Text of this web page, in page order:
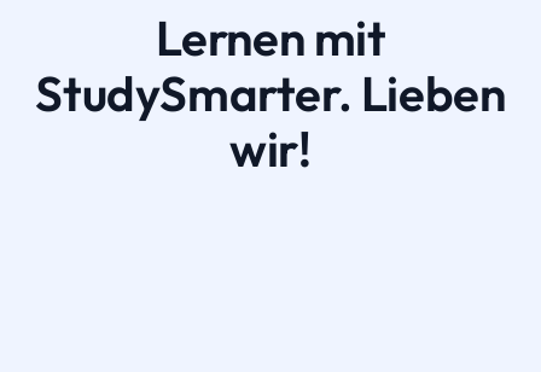
Lernen mit
StudySmarter. Lieben
wir!